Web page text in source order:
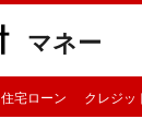
マネー
住宅ローン クレジッ